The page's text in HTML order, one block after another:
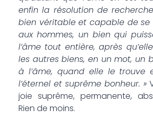
enfin la résolution de
bien véritable et capable de se
aux hommes, un bien qui
l’âme tout entière, après
les autres biens, en un mot, un
à l’âme, quand elle le trouve
l’éternel et suprême bonheur. »
joie suprême, permanente,
Rien de moins.